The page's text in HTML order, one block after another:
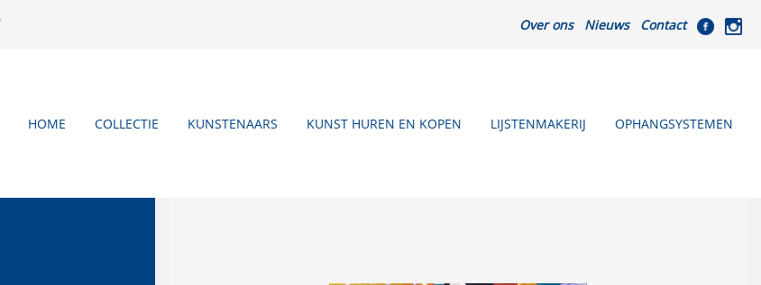
Over ons Nieuws Contact
HOME COLLECTIE KUNSTENAARS KUNST HUREN EN KOPEN LIJSTENMAKERIJ OPHANGSYSTEMEN